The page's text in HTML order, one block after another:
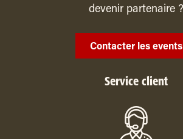
devenir partenaire ?
Contacter les events
Service client